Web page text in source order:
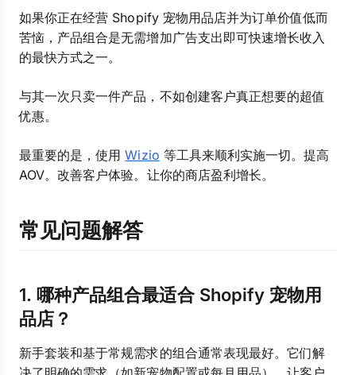
如果你正在经营 Shopify 宠物用品店并为订单价值低而
苦恼，产品组合是无需增加广告支出即可快速增长收入
的最快方式之一。
与其一次只卖一件产品，不如创建客户真正想要的超值
优惠。
最重要的是，使用Wizio 等工具来顺利实施一切。提高
AOV。改善客户体验。让你的商店盈利增长。
常见问题解答
1. 哪种产品组合最适合 Shopify 宠物用
品店？
新手套装和基于常规需求的组合通常表现最好。它们解